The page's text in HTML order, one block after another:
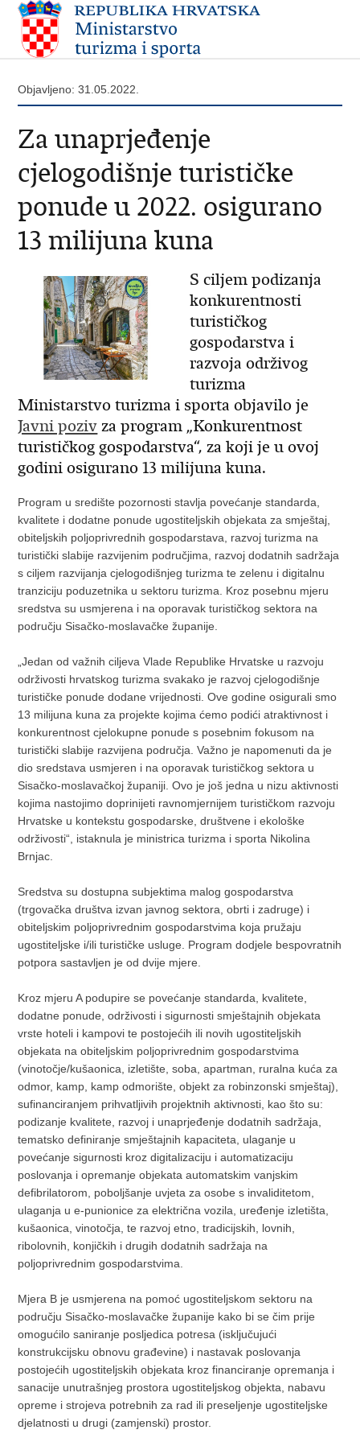
Objavljeno: 31.05.2022.
Za unaprjeđenje
cjelogodišnje turističke
ponude u 2022. osigurano
13 milijuna kuna
S ciljem podizanja
konkurentnosti
turističkog
gospodarstva i
razvoja održivog
turizma
Ministarstvo turizma i sporta objavilo je
Javni poziv za program „Konkurentnost
turističkog gospodarstva“, za koji je u ovoj
godini osigurano 13 milijuna kuna.
Program u središte pozornosti stavlja povećanje standarda,
kvalitete i dodatne ponude ugostiteljskih objekata za smještaj,
obiteljskih poljoprivrednih gospodarstava, razvoj turizma na
turistički slabije razvijenim područjima, razvoj dodatnih sadržaja
s ciljem razvijanja cjelogodišnjeg turizma te zelenu i digitalnu
tranziciju poduzetnika u sektoru turizma. Kroz posebnu mjeru
sredstva su usmjerena i na oporavak turističkog sektora na
području Sisačko-moslavačke županije.
„Jedan od važnih ciljeva Vlade Republike Hrvatske u razvoju
održivosti hrvatskog turizma svakako je razvoj cjelogodišnje
turističke ponude dodane vrijednosti. Ove godine osigurali smo
13 milijuna kuna za projekte kojima ćemo podići atraktivnost i
konkurentnost cjelokupne ponude s posebnim fokusom na
turistički slabije razvijena područja. Važno je napomenuti da je
dio sredstava usmjeren i na oporavak turističkog sektora u
Sisačko-moslavačkoj županiji. Ovo je još jedna u nizu aktivnosti
kojima nastojimo doprinijeti ravnomjernijem turističkom razvoju
Hrvatske u kontekstu gospodarske, društvene i ekološke
održivosti“, istaknula je ministrica turizma i sporta Nikolina
Brnjac.
Sredstva su dostupna subjektima malog gospodarstva
(trgovačka društva izvan javnog sektora, obrti i zadruge) i
obiteljskim poljoprivrednim gospodarstvima koja pružaju
ugostiteljske i/ili turističke usluge. Program dodjele bespovratnih
potpora sastavljen je od dvije mjere.
Kroz mjeru A podupire se povećanje standarda, kvalitete,
dodatne ponude, održivosti i sigurnosti smještajnih objekata
vrste hoteli i kampovi te postojećih ili novih ugostiteljskih
objekata na obiteljskim poljoprivrednim gospodarstvima
(vinotočje/kušaonica, izletište, soba, apartman, ruralna kuća za
odmor, kamp, kamp odmorište, objekt za robinzonski smještaj),
sufinanciranjem prihvatljivih projektnih aktivnosti, kao što su:
podizanje kvalitete, razvoj i unaprjeđenje dodatnih sadržaja,
tematsko definiranje smještajnih kapaciteta, ulaganje u
povećanje sigurnosti kroz digitalizaciju i automatizaciju
poslovanja i opremanje objekata automatskim vanjskim
defibrilatorom, poboljšanje uvjeta za osobe s invaliditetom,
ulaganja u e-punionice za električna vozila, uređenje izletišta,
kušaonica, vinotočja, te razvoj etno, tradicijskih, lovnih,
ribolovnih, konjičkih i drugih dodatnih sadržaja na
poljoprivrednim gospodarstvima.
Mjera B je usmjerena na pomoć ugostiteljskom sektoru na
području Sisačko-moslavačke županije kako bi se čim prije
omogućilo saniranje posljedica potresa (isključujući
konstrukcijsku obnovu građevine) i nastavak poslovanja
postojećih ugostiteljskih objekata kroz financiranje opremanja i
sanacije unutrašnjeg prostora ugostiteljskog objekta, nabavu
opreme i strojeva potrebnih za rad ili preseljenje ugostiteljske
djelatnosti u drugi (zamjenski) prostor.